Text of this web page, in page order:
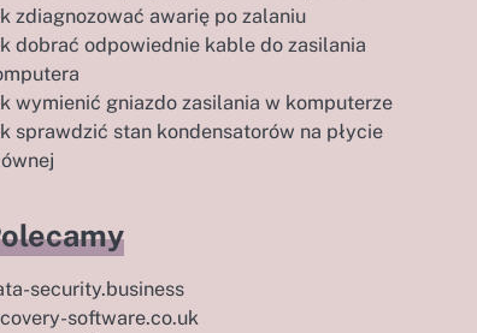
zdiagnozować awarię po zalaniu
dobrać odpowiednie kable do zasilania
wymienić gniazdo zasilania w komputerze
sprawdzić stan kondensatorów na płycie
security.business
software.co.uk